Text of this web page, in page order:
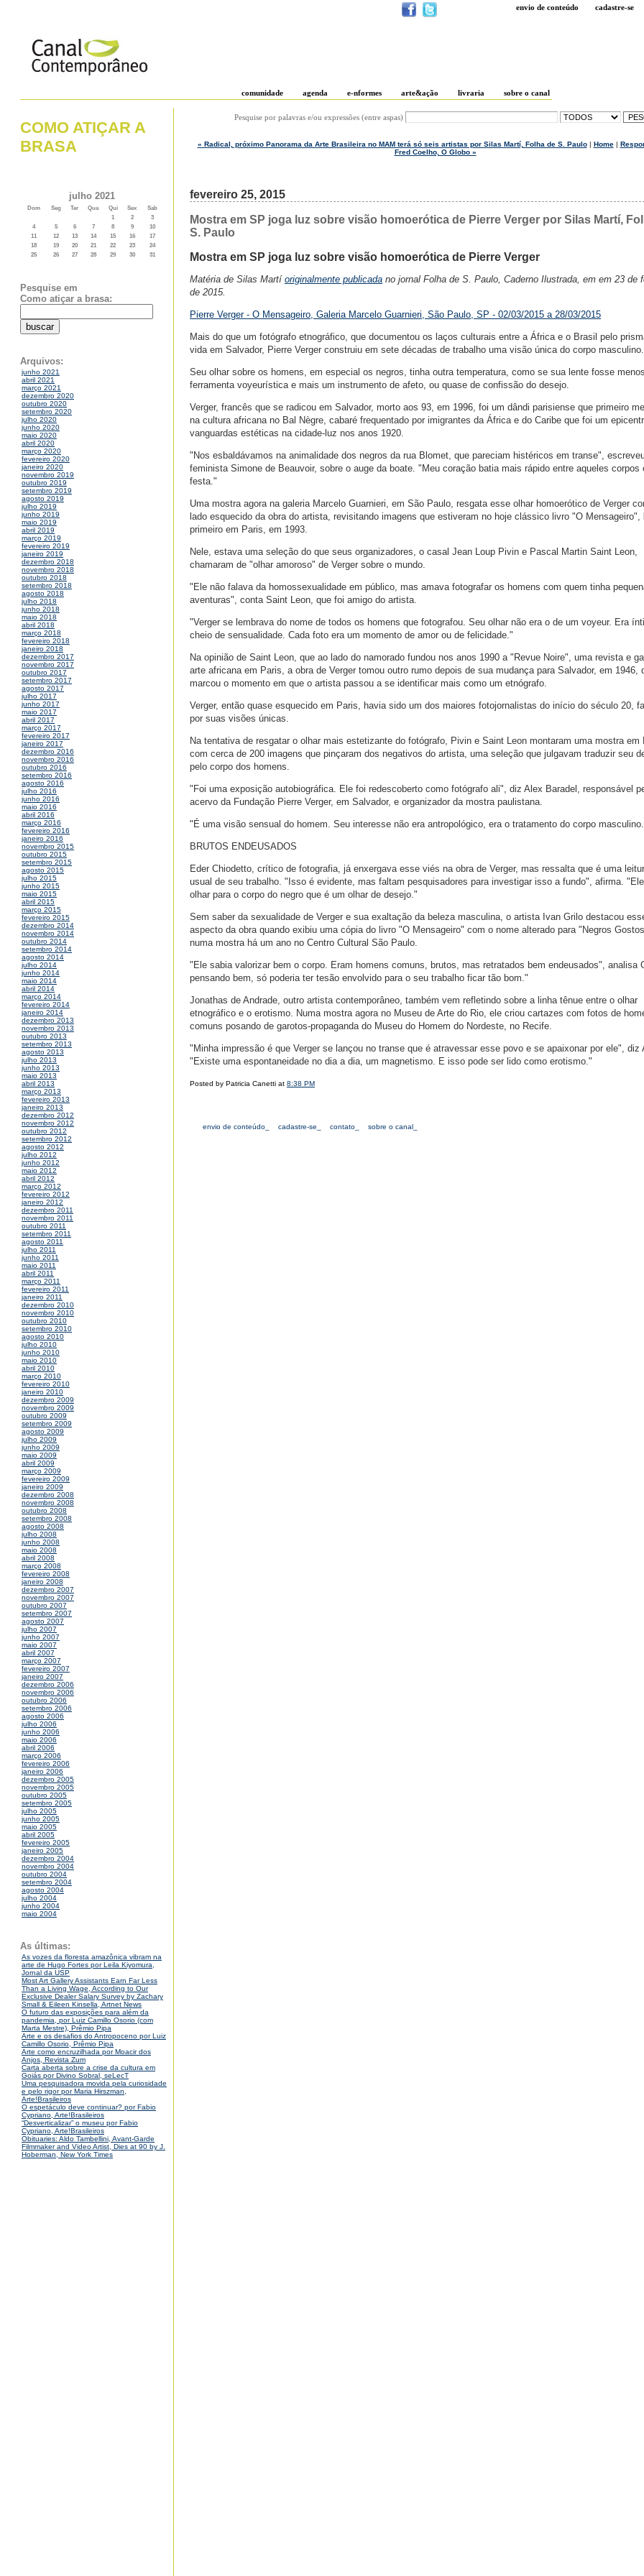
envio de conteúdo cadastre-se
comunidade agenda e-nformes arte&ação livraria sobre o canal
COMO ATIÇAR A
BRASA
julho 2021
Dom Seg Ter Qua Qui Sex
Sab
1
2
3
4
5 6 7 8 9
10
11
12 13 14 15 16
17
18
19 20 21 22 23
24
25
26 27 28 29 30 31
Pesquise em
Como atiçar a brasa:
Arquivos:
junho 2021
abril 2021
março 2021
dezembro 2020
outubro 2020
setembro 2020
julho 2020
junho 2020
maio 2020
abril 2020
março 2020
fevereiro 2020
janeiro 2020
novembro 2019
outubro 2019
setembro 2019
agosto 2019
julho 2019
junho 2019
maio 2019
abril 2019
março 2019
fevereiro 2019
janeiro 2019
dezembro 2018
novembro 2018
outubro 2018
setembro 2018
agosto 2018
julho 2018
junho 2018
maio 2018
abril 2018
março 2018
fevereiro 2018
janeiro 2018
dezembro 2017
novembro 2017
outubro 2017
setembro 2017
agosto 2017
julho 2017
junho 2017
maio 2017
abril 2017
março 2017
fevereiro 2017
janeiro 2017
dezembro 2016
novembro 2016
outubro 2016
setembro 2016
agosto 2016
julho 2016
junho 2016
maio 2016
abril 2016
março 2016
fevereiro 2016
janeiro 2016
novembro 2015
outubro 2015
setembro 2015
agosto 2015
julho 2015
junho 2015
maio 2015
abril 2015
março 2015
fevereiro 2015
dezembro 2014
novembro 2014
outubro 2014
setembro 2014
agosto 2014
julho 2014
junho 2014
maio 2014
abril 2014
março 2014
fevereiro 2014
janeiro 2014
dezembro 2013
novembro 2013
outubro 2013
setembro 2013
agosto 2013
julho 2013
junho 2013
maio 2013
abril 2013
março 2013
fevereiro 2013
janeiro 2013
dezembro 2012
novembro 2012
outubro 2012
setembro 2012
agosto 2012
julho 2012
junho 2012
maio 2012
abril 2012
março 2012
fevereiro 2012
janeiro 2012
dezembro 2011
novembro 2011
outubro 2011
setembro 2011
agosto 2011
julho 2011
junho 2011
maio 2011
abril 2011
março 2011
fevereiro 2011
janeiro 2011
dezembro 2010
novembro 2010
outubro 2010
setembro 2010
agosto 2010
julho 2010
junho 2010
maio 2010
abril 2010
março 2010
fevereiro 2010
janeiro 2010
dezembro 2009
novembro 2009
outubro 2009
setembro 2009
agosto 2009
julho 2009
junho 2009
maio 2009
abril 2009
março 2009
fevereiro 2009
janeiro 2009
dezembro 2008
novembro 2008
outubro 2008
setembro 2008
agosto 2008
julho 2008
junho 2008
maio 2008
abril 2008
março 2008
fevereiro 2008
janeiro 2008
dezembro 2007
novembro 2007
outubro 2007
setembro 2007
agosto 2007
julho 2007
junho 2007
maio 2007
abril 2007
março 2007
fevereiro 2007
janeiro 2007
dezembro 2006
novembro 2006
outubro 2006
setembro 2006
agosto 2006
julho 2006
junho 2006
maio 2006
abril 2006
março 2006
fevereiro 2006
janeiro 2006
dezembro 2005
novembro 2005
outubro 2005
setembro 2005
julho 2005
junho 2005
maio 2005
abril 2005
fevereiro 2005
janeiro 2005
dezembro 2004
novembro 2004
outubro 2004
setembro 2004
agosto 2004
julho 2004
junho 2004
maio 2004
As últimas:
As vozes da floresta amazônica vibram na
arte de Hugo Fortes por Leila Kiyomura,
Jornal da USP
Most Art Gallery Assistants Earn Far Less
Than a Living Wage, According to Our
Exclusive Dealer Salary Survey by Zachary
Small & Eileen Kinsella, Artnet News
O futuro das exposições para além da
pandemia, por Luiz Camillo Osorio (com
Marta Mestre), Prêmio Pipa
Arte e os desafios do Antropoceno por Luiz
Camillo Osorio, Prêmio Pipa
Arte como encruzilhada por Moacir dos
Anjos, Revista Zum
Carta aberta sobre a crise da cultura em
Goiás por Divino Sobral, seLecT
Uma pesquisadora movida pela curiosidade
e pelo rigor por Maria Hirszman,
Arte!Brasileiros
O espetáculo deve continuar? por Fabio
Cypriano, Arte!Brasileiros
“Desverticalizar” o museu por Fabio
Cypriano, Arte!Brasileiros
Obituaries: Aldo Tambellini, Avant-Garde
Filmmaker and Video Artist, Dies at 90 by J.
Hoberman, New York Times
Pesquise por palavras e/ou expressões (entre aspas)
« Radical, próximo Panorama da Arte Brasileira no MAM terá só seis artistas por Silas Martí, Folha de S. Paulo| Home|
Fred Coelho, O Globo »
fevereiro 25, 2015
Mostra em SP joga luz sobre visão homoerótica de Pierre Verger por Silas Martí,
S. Paulo
Mostra em SP joga luz sobre visão homoerótica de Pierre Verger
Matéria de Silas Martí originalmente publicada no jornal Folha de S. Paulo, Caderno Ilustrada, em em 23 de
de 2015.
Pierre Verger - O Mensageiro, Galeria Marcelo Guarnieri, São Paulo, SP - 02/03/2015 a 28/03/2015
Mais do que um fotógrafo etnográfico, que documentou os laços culturais entre a África e o Brasil pelo
vida em Salvador, Pierre Verger construiu em sete décadas de trabalho uma visão única do corpo masculino.
Seu olhar sobre os homens, em especial os negros, tinha outra temperatura, como se sua lente fosse
ferramenta voyeurística e mais um instrumento de afeto, ou quase de confissão do desejo.
Verger, francês que se radicou em Salvador, morto aos 93, em 1996, foi um dândi parisiense que primeiro
na cultura africana no Bal Nègre, cabaré frequentado por imigrantes da África e do Caribe que foi um
vanguardas estéticas na cidade-luz nos anos 1920.
"Nos esbaldávamos na animalidade dos negros da rua Blomet, que pareciam histéricos em transe",
feminista Simone de Beauvoir, sobre o auge da boate. "Meu coração batia mais rápido entre aqueles corpos
festa."
Uma mostra agora na galeria Marcelo Guarnieri, em São Paulo, resgata esse olhar homoerótico de Verger
lado esquecido da obra do artista, revisitando imagens que estiveram no hoje clássico livro "O Mensageiro",
primeiro em Paris, em 1993.
Nele, estava uma seleção do que seus organizadores, o casal Jean Loup Pivin e Pascal Martin Saint Leon,
chamaram de "olhar amoroso" de Verger sobre o mundo.
"Ele não falava da homossexualidade em público, mas amava fotografar os homens com quem tinha
aventuras", conta Saint Leon, que foi amigo do artista.
"Verger se lembrava do nome de todos os homens que fotografou. Seu olhar não era o de um voyeur. Era
cheio de sensualidade. Cada foto era um momento de amor ou de felicidade."
Na opinião de Saint Leon, que ao lado do namorado fundou nos anos 1990 a "Revue Noire", uma revista e
arte africana em Paris, a obra de Verger tomou outro rumo depois de sua mudança para Salvador, em 1946,
marcou o momento em que o artista passou a se identificar mais como um etnógrafo.
Verger, então quase esquecido em Paris, havia sido um dos maiores fotojornalistas do início do século 20,
por suas visões únicas.
Na tentativa de resgatar o olhar mais estetizante do fotógrafo, Pivin e Saint Leon montaram uma mostra em
com cerca de 200 imagens que pinçaram dos negativos do artista, uma seleção que julgavam traduzir seu
pelo corpo dos homens.
"Foi uma exposição autobiográfica. Ele foi redescoberto como fotógrafo ali", diz Alex Baradel, responsável
acervo da Fundação Pierre Verger, em Salvador, e organizador da mostra paulistana.
"É uma visão sensual do homem. Seu interesse não era antropológico, era o tratamento do corpo
BRUTOS ENDEUSADOS
Eder Chiodetto, crítico de fotografia, já enxergava esse viés na obra de Verger, mas ressalta que é uma
usual de seu trabalho. "Isso é evidente, mas faltam pesquisadores para investigar isso a fundo", afirma.
olhar para o corpo do negro que é um olhar de desejo."
Sem saber da sexualidade de Verger e sua exaltação da beleza masculina, o artista Ivan Grilo destacou
aspecto da obra quando exibiu uma cópia do livro "O Mensageiro" com o nome alterado para "Negros
numa mostra há um ano no Centro Cultural São Paulo.
"Ele sabia valorizar bem o corpo. Eram homens comuns, brutos, mas retratados bem endeusados", analisa
pensando bem, só poderia ter tesão envolvido para o seu trabalho ficar tão bom."
Jonathas de Andrade, outro artista contemporâneo, também vem refletindo sobre a linha tênue entre o olhar
etnográfico e o erotismo. Numa mostra agora no Museu de Arte do Rio, ele criou cartazes com fotos de
comuns posando de garotos-propaganda do Museu do Homem do Nordeste, no Recife.
"Minha impressão é que Verger se lançou no transe que é atravessar esse povo e se apaixonar por ele", diz
"Existe uma espontaneidade no dia a dia, um magnetismo. E isso pode ser lido como erotismo."
Posted by Patricia Canetti at 8:38 PM
envio de conteúdo_ cadastre-se_ contato_ sobre o canal_